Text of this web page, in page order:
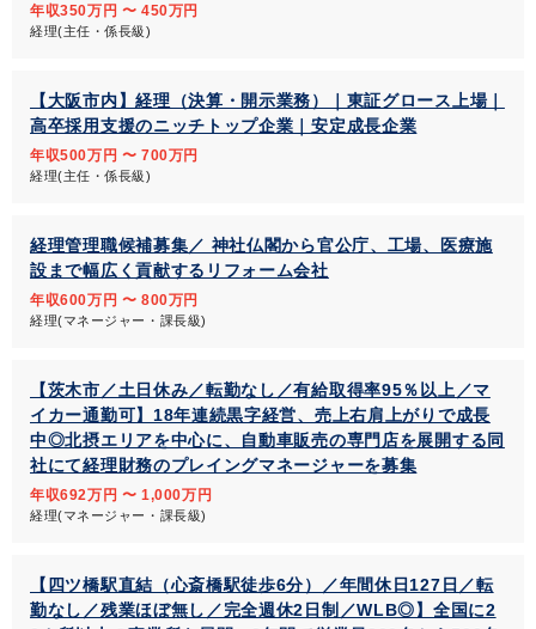
年収350万円 〜 450万円
経理(主任・係長級)
【大阪市内】経理（決算・開示業務）｜東証グロース上場｜
高卒採用支援のニッチトップ企業｜安定成長企業
年収500万円 〜 700万円
経理(主任・係長級)
経理管理職候補募集／ 神社仏閣から官公庁、工場、医療施
設まで幅広く貢献するリフォーム会社
年収600万円 〜 800万円
経理(マネージャー・課長級)
【茨木市／土日休み／転勤なし／有給取得率95％以上／マ
イカー通勤可】18年連続黒字経営、売上右肩上がりで成長
中◎北摂エリアを中心に、自動車販売の専門店を展開する同
社にて経理財務のプレイングマネージャーを募集
年収692万円 〜 1,000万円
経理(マネージャー・課長級)
【四ツ橋駅直結（心斎橋駅徒歩6分）／年間休日127日／転
勤なし／残業ほぼ無し／完全週休2日制／WLB◎】全国に2